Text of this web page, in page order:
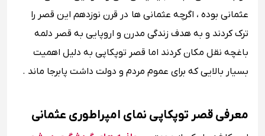
عثمانی بوده ، اگرچه عثمانی ‌ها در قرن نوزدهم این قصر را
ترک کردند و به هدف زندگی مدرن و اروپایی به قصر دلمه
باغچه نقل مکان کردند اما قصر توپکاپی به دلیل اهمیت
بسیار بالایی که برای عموم مردم و دولت داشت پابرجا ماند .
معرفی قصر توپکاپی نمای امپراطوری عثمانی